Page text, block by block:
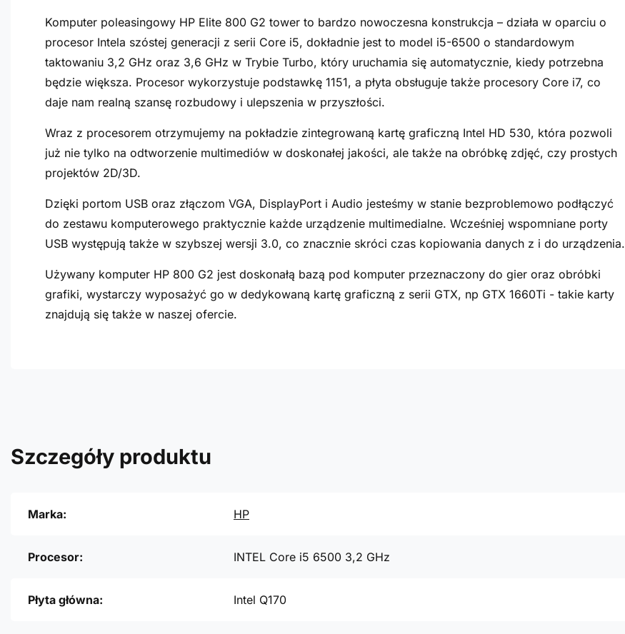
Komputer poleasingowy HP Elite 800 G2 tower to bardzo nowoczesna konstrukcja – działa w oparciu o
procesor Intela szóstej generacji z serii Core i5, dokładnie jest to model i5-6500 o standardowym
taktowaniu 3,2 GHz oraz 3,6 GHz w Trybie Turbo, który uruchamia się automatycznie, kiedy potrzebna
będzie większa. Procesor wykorzystuje podstawkę 1151, a płyta obsługuje także procesory Core i7, co
daje nam realną szansę rozbudowy i ulepszenia w przyszłości.
Wraz z procesorem otrzymujemy na pokładzie zintegrowaną kartę graficzną Intel HD 530, która pozwoli
już nie tylko na odtworzenie multimediów w doskonałej jakości, ale także na obróbkę zdjęć, czy prostych
projektów 2D/3D.
Dzięki portom USB oraz złączom VGA, DisplayPort i Audio jesteśmy w stanie bezproblemowo podłączyć
do zestawu komputerowego praktycznie każde urządzenie multimedialne. Wcześniej wspomniane porty
USB występują także w szybszej wersji 3.0, co znacznie skróci czas kopiowania danych z i do urządzenia.
Używany komputer HP 800 G2 jest doskonałą bazą pod komputer przeznaczony do gier oraz obróbki
grafiki, wystarczy wyposażyć go w dedykowaną kartę graficzną z serii GTX, np GTX 1660Ti - takie karty
znajdują się także w naszej ofercie.
Szczegóły produktu
Marka: HP
Procesor: INTEL Core i5 6500 3,2 GHz
Płyta główna: Intel Q170